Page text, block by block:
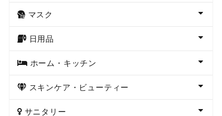
マスク
日用品
ホーム・キッチン
スキンケア・ビューティー
サニタリー